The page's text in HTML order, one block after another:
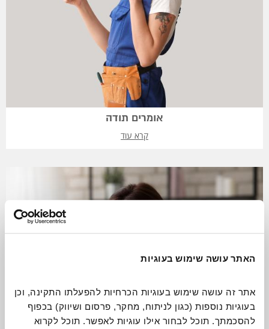
האתר עושה שימוש בעוגיות
אומרים תודה
קרא עוד